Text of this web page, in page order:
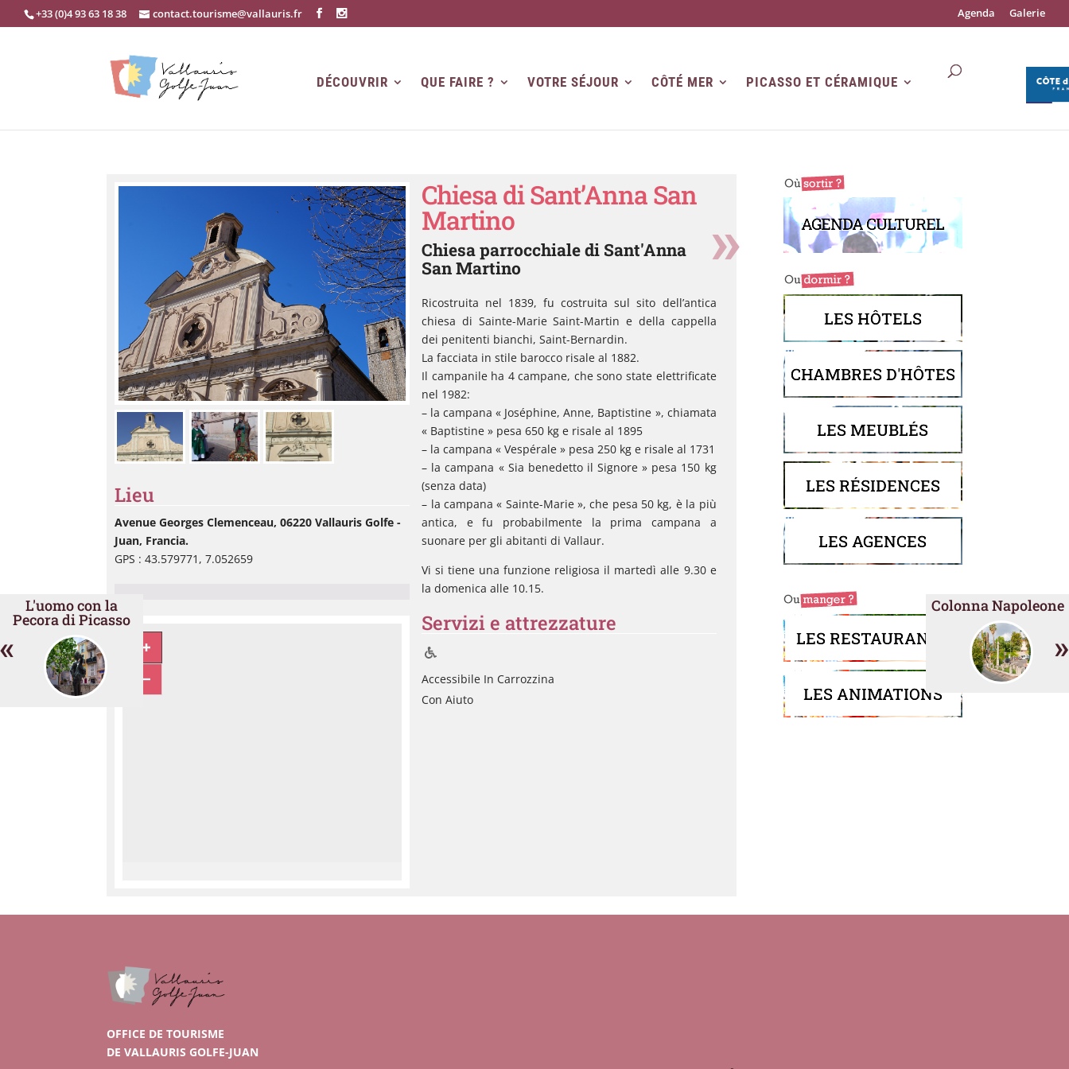
+33 (0)4 93 63 18 38 contact.tourisme@vallauris.fr Agenda Galerie
DÉCOUVRIR QUE FAIRE ? VOTRE SÉJOUR CÔTÉ MER PICASSO ET CÉRAMIQUE
«
L'uomo con la
Pecora di Picasso
»
Colonna Napoleone
Lieu
Avenue Georges Clemenceau, 06220 Vallauris Golfe -
Juan, Francia.
GPS : 43.579771, 7.052659
Chiesa di Sant’Anna San
Martino
Chiesa parrocchiale di Sant'Anna
San Martino
Ricostruita nel 1839, fu costruita sul sito dell’antica
chiesa di Sainte-Marie Saint-Martin e della cappella
dei penitenti bianchi, Saint-Bernardin.
La facciata in stile barocco risale al 1882.
Il campanile ha 4 campane, che sono state elettrificate
nel 1982:
– la campana « Joséphine, Anne, Baptistine », chiamata
« Baptistine » pesa 650 kg e risale al 1895
– la campana « Vespérale » pesa 250 kg e risale al 1731
– la campana « Sia benedetto il Signore » pesa 150 kg
(senza data)
– la campana « Sainte-Marie », che pesa 50 kg, è la più
antica, e fu probabilmente la prima campana a
suonare per gli abitanti di Vallaur.
Vi si tiene una funzione religiosa il martedì alle 9.30 e
la domenica alle 10.15.
Servizi e attrezzature
Accessibile In Carrozzina
Con Aiuto
AGENDA CULTUREL
LES HÔTELS
CHAMBRES D'HÔTES
LES MEUBLÉS
LES RÉSIDENCES
LES AGENCES
LES RESTAURANTS
LES ANIMATIONS
OFFICE DE TOURISME
DE VALLAURIS GOLFE-JUAN